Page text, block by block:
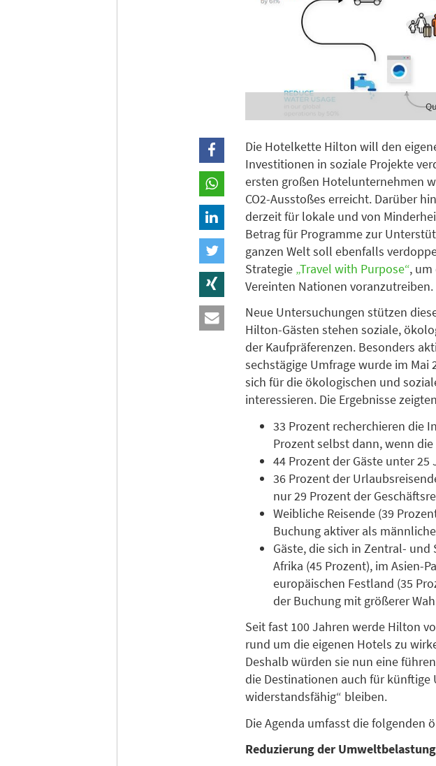
Die Hotelkette Hilton will den
Investitionen in soziale Projekte
ersten großen Hotelunternehmen
CO2-Ausstoßes erreicht. Darüber
derzeit für lokale und von
Betrag für Programme zur
ganzen Welt soll ebenfalls
Strategie „Travel with Purpose“,
Vereinten Nationen voranzutreiben.
Neue Untersuchungen stützen
Hilton-Gästen stehen soziale,
der Kaufpräferenzen. Besonders
sechstägige Umfrage wurde im
sich für die ökologischen und
interessieren. Die Ergebnisse
33 Prozent recherchieren die
Prozent selbst dann, wenn
44 Prozent der Gäste unter
36 Prozent der
nur 29 Prozent der
Weibliche Reisende (39
Buchung aktiver als
Gäste, die sich in Zentral-
Afrika (45 Prozent), im Asien-
europäischen Festland (35
der Buchung mit größerer
Seit fast 100 Jahren werde Hilton
rund um die eigenen Hotels zu
Deshalb würden sie nun eine
die Destinationen auch für
widerstandsfähig“ bleiben.
Die Agenda umfasst die folgenden
Reduzierung der